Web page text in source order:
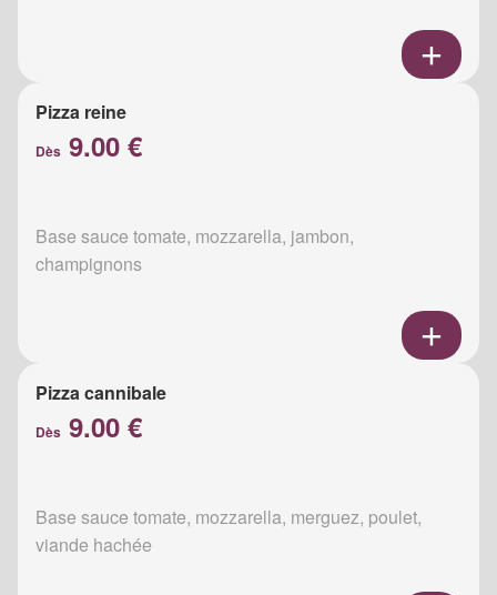
Pizza reine
Dès 9.00 €
Base sauce tomate, mozzarella, jambon,
champignons
Pizza cannibale
Dès 9.00 €
Base sauce tomate, mozzarella, merguez, poulet,
viande hachée